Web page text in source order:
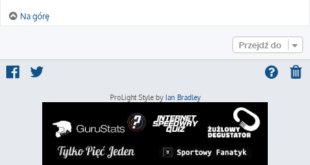
Na górę
Przejdź do
ProLight Style by Ian Bradley